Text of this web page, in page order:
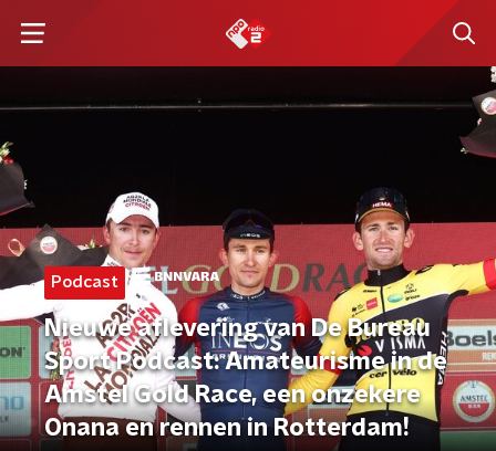
Podcast
Nieuwe aflevering van De Bureau
Sport Podcast: Amateurisme in de
Amstel Gold Race, een onzekere
Onana en rennen in Rotterdam!